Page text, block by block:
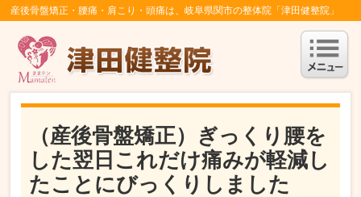
産後骨盤矯正・腰痛・肩こり・頭痛は、岐阜県関市の整体院「津田健整院」
（産後骨盤矯正）ぎっくり腰を
した翌日これだけ痛みが軽減し
たことにびっくりしました